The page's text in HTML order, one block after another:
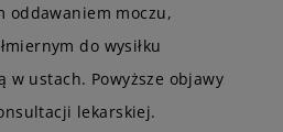
oddawaniem moczu,
do wysiłku
w ustach. Powyższe objawy
lekarskiej.